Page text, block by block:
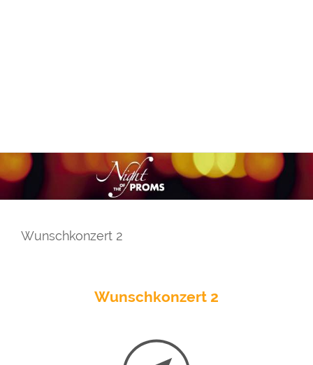
Wunschkonzert 2
Wunschkonzert 2